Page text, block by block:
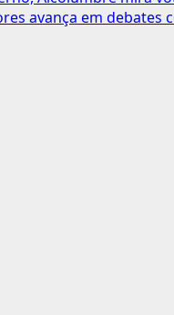
avança em debates